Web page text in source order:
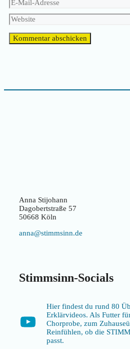
Mail-
Adresse
Website
Anna Stijohann
Dagobertstraße 57
50668 Köln
anna@stimmsinn.de
Stimmsinn-Socials
YouTube
Hier findest du rund 80
Erklärvideos. Als Futter
Chorprobe, zum
Reinfühlen, ob die
passt.